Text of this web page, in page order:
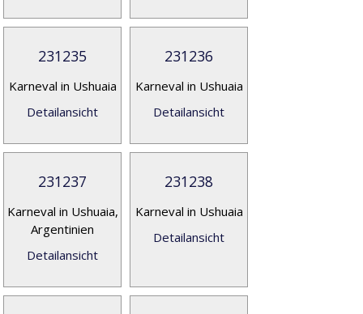
231235
Karneval in Ushuaia
Detailansicht
231236
Karneval in Ushuaia
Detailansicht
231237
Karneval in Ushuaia,
Argentinien
Detailansicht
231238
Karneval in Ushuaia
Detailansicht